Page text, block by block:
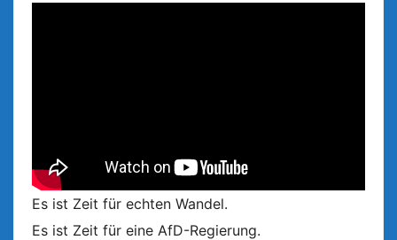
Es ist Zeit für echten Wandel.
Es ist Zeit für eine AfD-Regierung.